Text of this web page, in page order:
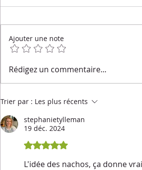
Deux cuillères apéritives
Ajouter une note
Rédigez un commentaire...
Trier par : Les plus récents
stephanietylleman
19 déc. 2024
Noté 5 étoiles sur 5.
L'idée des nachos, ça donne